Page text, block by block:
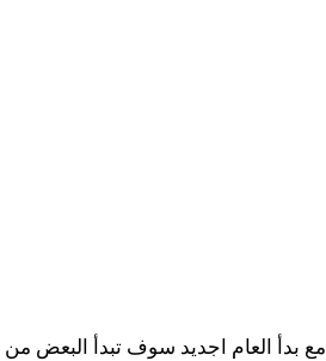
مع بدأ العام اجديد سوف تبدأ البعض من